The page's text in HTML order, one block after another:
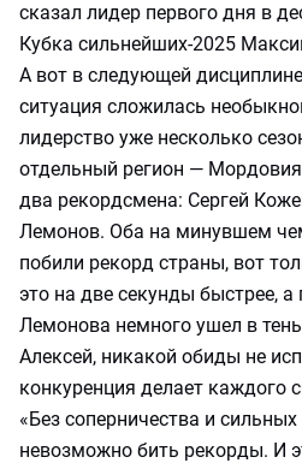
сказал лидер первого дня в
Кубка сильнейших-2025
А вот в следующей
ситуация сложилась
лидерство уже несколько
отдельный регион —
два рекордсмена: Сергей
Лемонов. Оба на минувшем
побили рекорд страны, вот
это на две секунды быстрее, а
Лемонова немного ушел в
Алексей, никакой обиды не
конкуренция делает каждого
«Без соперничества и
невозможно бить рекорды. И